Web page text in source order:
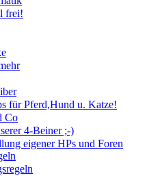
frei!
für Pferd,Hund u. Katze!
Co
4-Beiner ;-)
eigener HPs und Foren